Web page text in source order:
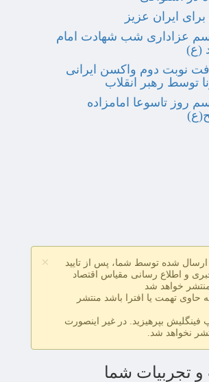
ایران عزیز
عزاداری شب شهادت امام
(ع)
نوبت دوم واکسن ایرانی
توسط رهبر انقلاب
روز تاسوعا امامزاده
×
ارسال شده توسط شما، پس از تایید
و اطلاع رسانی مقیاس اقتصاد
خواهد شد
حاوی تهمت یا افترا باشد منتشر
فینگلیش بپرهیزید. در غیر اینصورت
نخواهد شد.
تجربیات شما